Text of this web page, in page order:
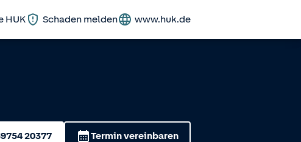
HUK Schaden melden www.huk.de
20377 Termin vereinbaren